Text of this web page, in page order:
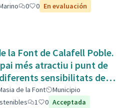
0 0 En evaluación
la Font de Calafell Poble.
més atractiu i punt de
sensibilitats del
de la Font
Municipio
1 0 Acceptada